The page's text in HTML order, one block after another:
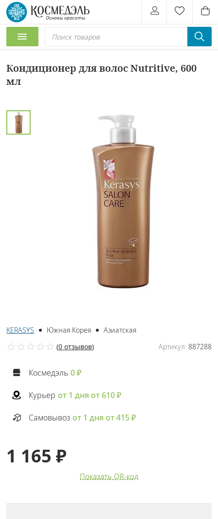
Кондиционер для волос Nutritive, 600
мл
KERASYS Южная Корея
Азиатская
Артикул:887288
(0 отзывов)
Космедэль 0 ₽
Курьер от 1 дня от 610 ₽
Самовывоз от 1 дня от 415 ₽
1 165 ₽
Показать QR-код